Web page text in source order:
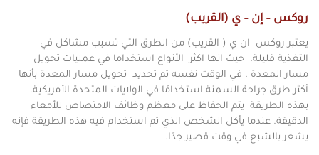
روكس – إن – ي (القريب)
يعتبر روكس- ان-ي ( القريب) من الطرق التي تسبب مشاكل في
التغذية قليلة. حيث انها اكثر الأنواع استخداما في عمليات تحويل
مسار المعدة . في الوقت نفسه تم تحديد تحويل مسار المعدة بأنها
أكثر طرق جراحة السمنة استخدامًا في الولايات المتحدة الأمريكية.
بهذه الطريقة يتم الحفاظ على معظم وظائف الامتصاص للأمعاء
الدقيقة. عندما يأكل الشخص الذي تم استخدام فيه هذه الطريقة فإنه
يشعر بالشبع في وقت قصير جدًا.